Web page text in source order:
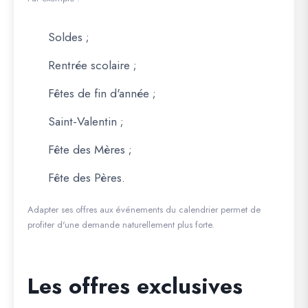
Soldes ;
Rentrée scolaire ;
Fêtes de fin d'année ;
Saint-Valentin ;
Fête des Mères ;
Fête des Pères.
Adapter ses offres aux événements du calendrier permet de
profiter d'une demande naturellement plus forte.
Les offres exclusives